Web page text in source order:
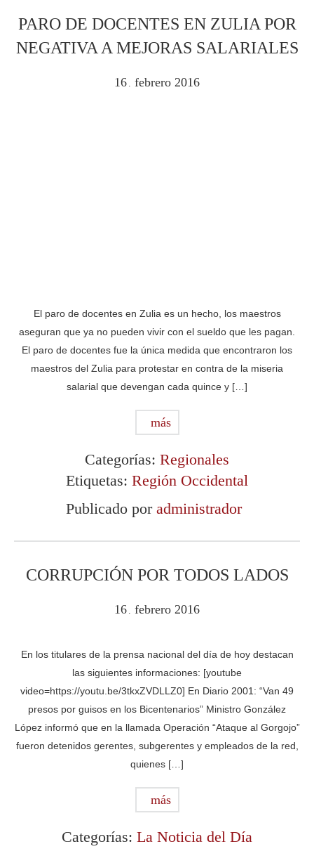
PARO DE DOCENTES EN ZULIA POR
NEGATIVA A MEJORAS SALARIALES
16 . febrero 2016
El paro de docentes en Zulia es un hecho, los maestros
aseguran que ya no pueden vivir con el sueldo que les pagan.
El paro de docentes fue la única medida que encontraron los
maestros del Zulia para protestar en contra de la miseria
salarial que devengan cada quince y […]
más
Categorías: Regionales
Etiquetas: Región Occidental
Publicado por administrador
CORRUPCIÓN POR TODOS LADOS
16 febrero 2016
En los titulares de la prensa nacional del día de hoy destacan
las siguientes informaciones: [youtube
video=https://youtu.be/3tkxZVDLLZ0] En Diario 2001: “Van 49
presos por guisos en los Bicentenarios” Ministro González
López informó que en la llamada Operación “Ataque al Gorgojo”
fueron detenidos gerentes, subgerentes y empleados de la red,
quienes […]
más
Categorías: La Noticia del Día